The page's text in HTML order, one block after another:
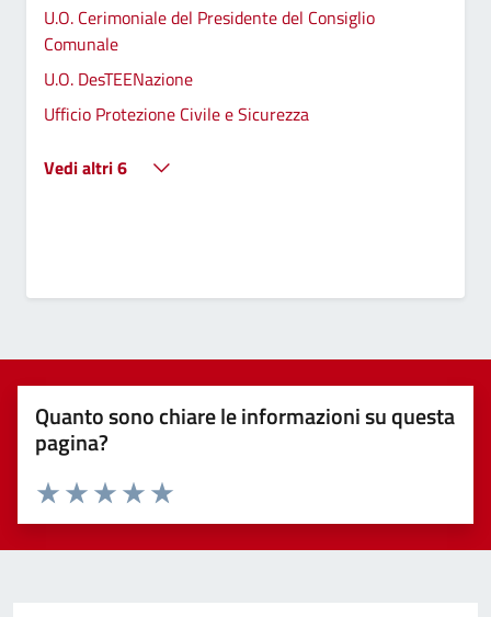
U.O. Cerimoniale del Presidente del Consiglio
Comunale
U.O. DesTEENazione
Ufficio Protezione Civile e Sicurezza
Vedi altri 6
Quanto sono chiare le informazioni su questa
pagina?
Valuta 5 stelle su 5
Valuta 4 stelle su 5
Valuta 3 stelle su 5
Valuta 2 stelle su 5
Valuta 1 stelle su 5